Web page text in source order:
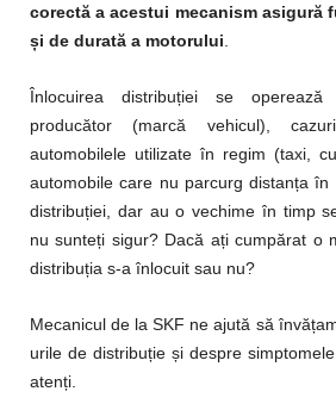
corectă a acestui mecanism asigură
și de durată a motorului
Înlocuirea distribuției se operează
producător (marcă vehicul),
automobilele utilizate în regim (taxi,
automobile care nu parcurg distanța în
distribuției, dar au o vechime în timp
nu sunteți sigur? Dacă ați cumpărat o
distribuția s-a înlocuit sau nu?
Mecanicul de la SKF ne ajută să
urile de distribuție și despre
atenți.